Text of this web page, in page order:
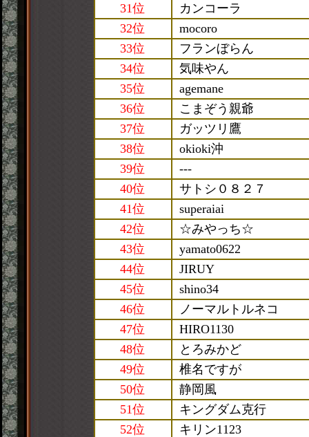
31位
カンコーラ
32位
mocoro
33位
フランぼらん
34位
気味やん
35位
agemane
36位
こまぞう親爺
37位
ガッツリ鷹
38位
okioki沖
39位
---
40位
サトシ０８２７
41位
superaiai
42位
☆みやっち☆
43位
yamato0622
44位
JIRUY
45位
shino34
46位
ノーマルトルネコ
47位
HIRO1130
48位
とろみかど
49位
椎名ですが
50位
静岡風
51位
キングダム克行
52位
キリン1123